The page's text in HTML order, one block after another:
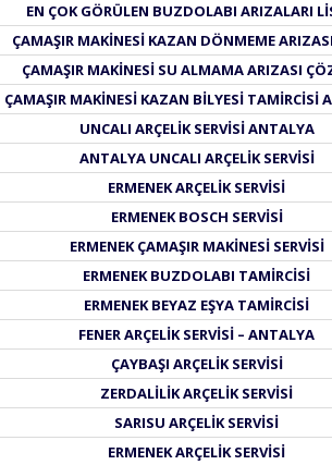
EN ÇOK GÖRÜLEN BUZDOLABI ARIZALARI
ÇAMAŞIR MAKINESI KAZAN DÖNMEME
ÇAMAŞIR MAKINESI SU ALMAMA ARIZASI
ÇAMAŞIR MAKINESI KAZAN BILYESI TAMIRCISI
UNCALI ARÇELIK SERVISI ANTALYA
ANTALYA UNCALI ARÇELIK SERVISI
ERMENEK ARÇELIK SERVISI
ERMENEK BOSCH SERVISI
ERMENEK ÇAMAŞIR MAKINESI SERVISI
ERMENEK BUZDOLABI TAMIRCISI
ERMENEK BEYAZ EŞYA TAMIRCISI
FENER ARÇELIK SERVISI – ANTALYA
ÇAYBAŞI ARÇELIK SERVISI
ZERDALILIK ARÇELIK SERVISI
SARISU ARÇELIK SERVISI
ERMENEK ARÇELIK SERVISI